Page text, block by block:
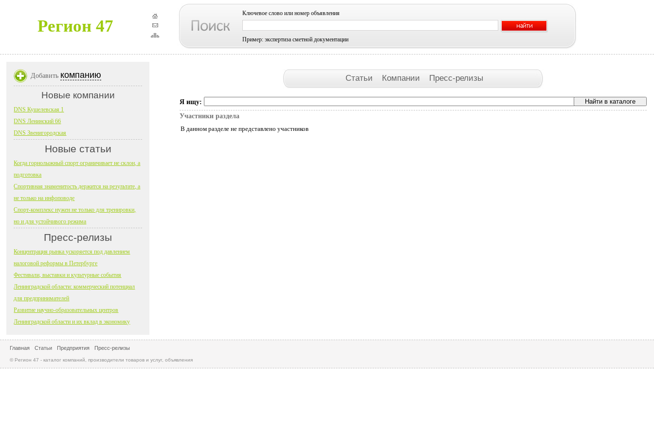
Регион 47
Ключевое слово или номер объявления
Пример: экспертиза сметной документации
Статьи Компании Пресс-релизы
Я ищу:
Участники раздела
В данном разделе не представлено участников
Добавить компанию
Новые компании
DNS Кушелевская 1
DNS Ленинский 66
DNS Звенигородская
Новые статьи
Когда горнолыжный спорт ограничивает не склон, а
подготовка
Спортивная знаменитость держится на результате, а
не только на инфоповоде
Спорт-комплекс нужен не только для тренировки,
но и для устойчивого режима
Пресс-релизы
Концентрация рынка ускоряется под давлением
налоговой реформы в Петербурге
Фестивали, выставки и культурные события
Ленинградской области: коммерческий потенциал
для предпринимателей
Развитие научно-образовательных центров
Ленинградской области и их вклад в экономику
Главная Статьи Предприятия Пресс-релизы
© Регион 47 - каталог компаний, производители товаров и услуг, объявления